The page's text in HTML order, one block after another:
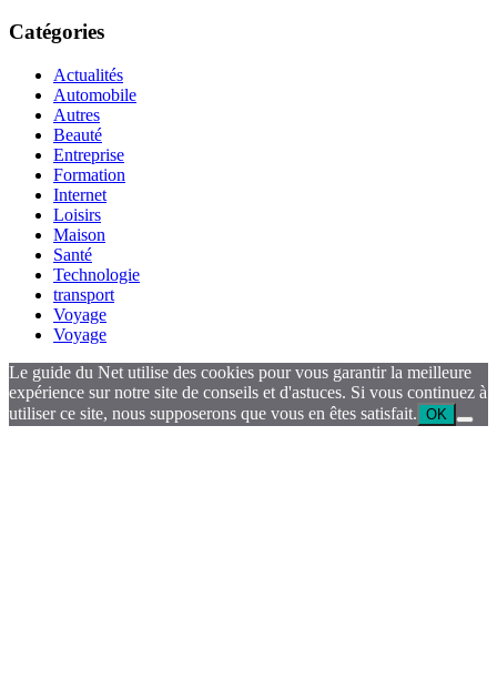
Catégories
Actualités
Automobile
Autres
Beauté
Entreprise
Formation
Internet
Loisirs
Maison
Santé
Technologie
transport
Voyage
Voyage
Le guide du Net utilise des cookies pour vous garantir la meilleure
expérience sur notre site de conseils et d'astuces. Si vous continuez à
utiliser ce site, nous supposerons que vous en êtes satisfait. OK